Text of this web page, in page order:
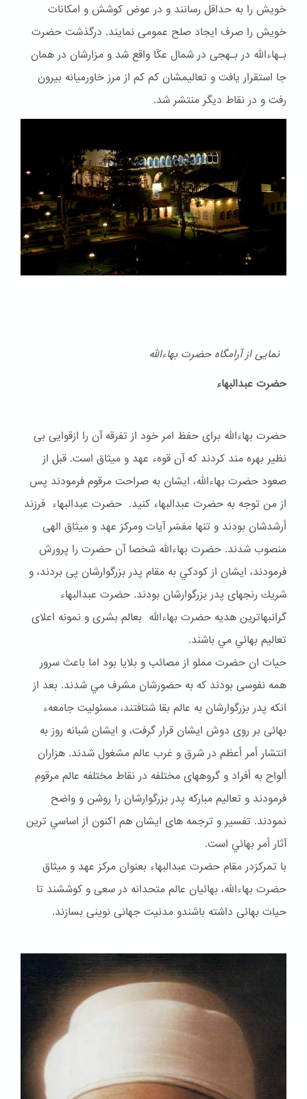
خویش را به حداقل رسانند و در عوض کوشش و امکانات
خویش را صرف ایجاد صلح عمومی نمایند. درگذشت حضرت
بـهاءالله در بـهجی در شمال عکّا واقع شد و مزارشان در همان
جا استقرار یافت و تعالیمشان کم کم از مرز خاورمیانه بیرون
رفت و در نقاط دیگر منتشر شد.
نمایی از آرامگاه حضرت بهاءالله
حضرت عبدالبهاء
حضرت بهاءالله برای حفظ امر خود از تفرقه آن را ازقوایی بی
نظیر بهره مند کردند که آن قوهء عهد و ميثاق است. قبل از
صعود حضرت بهاءالله، ایشان به صراحت مرقوم فرمودند پس
از من توجه به حضرت عبدالبهاء كنيد. حضرت عبدالبهاء فرزند
أرشدشان بودند و تنها مفسّر آيات ومركز عهد و ميثاق الهى
منصوب شدند. حضرت بهاءالله شخصا آن حضرت را پرورش
فرمودند، ايشان از كودكي به مقام پدر بزرگوارشان پى بردند، و
شريك رنجهاى پدر بزرگوارشان بودند. حضرت عبدالبهاء
گرانبهاترين هديه حضرت بهاءالله بعالم بشرى و نمونه اعلاى
تعاليم بهائي مي باشند.
حيات ان حضرت مملو از مصائب و بلايا بود اما باعث سرور
همه نفوسى بودند كه به حضورشان مشرف مي شدند. بعد از
انكه پدر بزرگوارشان به عالم بقا شتافتند، مسئوليت جامعهء
بهائى بر روى دوش ايشان قرار گرفت، و ايشان شبانه روز به
انتشار أمر أعظم در شرق و غرب عالم مشغول شدند. هزاران
ألواح به أفراد و گروههاى مختلفه در نقاط مختلفه عالم مرقوم
فرمودند و تعاليم مباركه پدر بزرگوارشان را روشن و واضح
نمودند. تفسير و ترجمه هاى ايشان هم اكنون از اساسي ترين
آثار أمر بهائي است.
با تمرکزدر مقام حضرت عبدالبهاء بعنوان مركز عهد و ميثاق
حضرت بهاءالله، بهائيان عالم متحدانه در سعى و كوششند تا
حيات بهائى داشته باشندو مدنيت جهانى نوينى بسازند.